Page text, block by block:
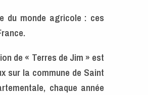
du monde agricole : ces
de « Terres de Jim » est
sur la commune de Saint
chaque année